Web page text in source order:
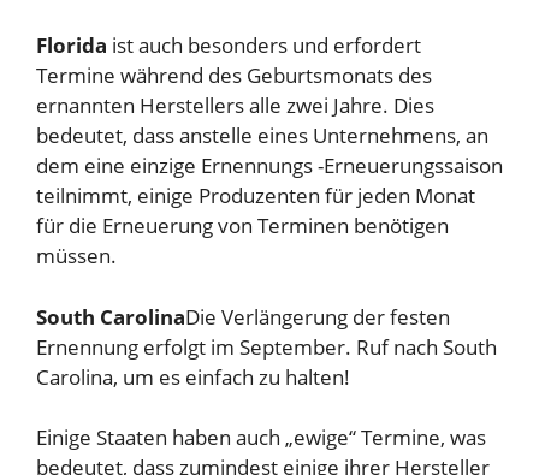
Florida ist auch besonders und erfordert
Termine während des Geburtsmonats des
ernannten Herstellers alle zwei Jahre. Dies
bedeutet, dass anstelle eines Unternehmens, an
dem eine einzige Ernennungs -Erneuerungssaison
teilnimmt, einige Produzenten für jeden Monat
für die Erneuerung von Terminen benötigen
müssen.
South CarolinaDie Verlängerung der festen
Ernennung erfolgt im September. Ruf nach South
Carolina, um es einfach zu halten!
Einige Staaten haben auch „ewige“ Termine, was
bedeutet, dass zumindest einige ihrer Hersteller